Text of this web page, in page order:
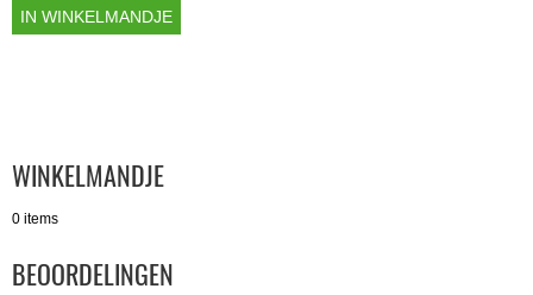
IN WINKELMANDJE
WINKELMANDJE
0 items
BEOORDELINGEN